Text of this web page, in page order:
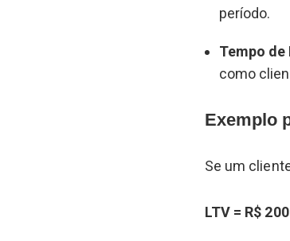
período.
Tempo de
como
Exemplo
Se um
LTV = R$